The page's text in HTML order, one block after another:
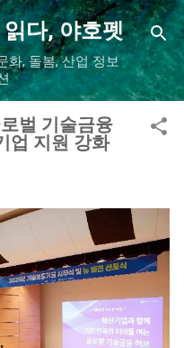
너뛰기
다, 야호펫
화, 돌봄, 산업 정보
벌 기술금융
업 지원 강화